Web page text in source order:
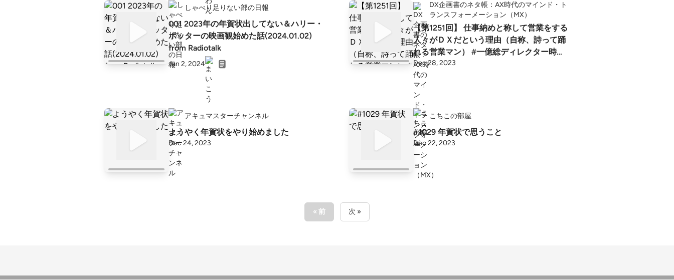
しゃべり足りない部の日報
001 2023年の年賀状出してない＆ハリー・
ポッターの映画観始めた話(2024.01.02)
from Radiotalk
Jan 2, 2024
DX企画書のネタ帳：AX時代のマインド・ト
ランスフォーメーション（MX）
【第1251回】 仕事納めと称して営業をする
人々がＤＸだという理由（自称、詩って踊
れる営業マン） #一億総ディレクター時代
#DX #仕事納め #年賀状 #SDGs
Dec 28, 2023
アキュマスターチャンネル
ようやく年賀状をやり始めました
Dec 24, 2023
こちこの部屋
#1029 年賀状で思うこと
Dec 22, 2023
« 前 次 »